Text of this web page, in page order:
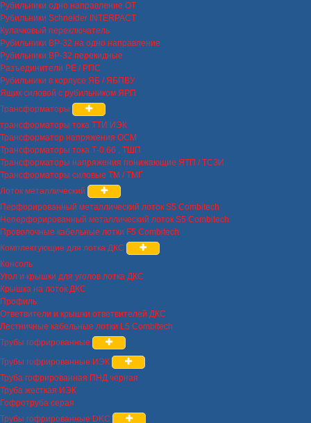
Рубильники одно направление OT
Рубильники Schneider INTERPACT
Кулачковый переключатель
Рубильники ВР-32 на одно направление
Рубильники ВР-32 перекидные
Разъединители РЕ / РПС
Рубильники в корпусе ЯБ / ЯБПВУ
Ящик силовой с рубильником ЯРП
Трансформаторы
трансформаторы тока ТТИ ИЭК
Трансформатор напряжения ОСМ
Трансформаторы тока Т-0.66 , ТШП
Трансформаторы напряжения понижающие ЯТП / ТСЗИ
Трансформаторы силовые ТМ / ТМГ
Лоток металлический
Перфорированный металлический лоток S5 Combitech
Неперфорированный металлический лоток S5 Combitech
Проволочные кабельные лотки F5 Combitech
Комплектующие для лотка ДКС
Консоль
Угол и крышки для уголов лотка ДКС
Крышка на лоток ДКС
Профиль
Ответвители и крышки ответвителей ДКС
Лестничные кабельные лотки L5 Combitech
Трубы гофрированные
Трубы гофрированные ИЭК
Труба гофрированная ПНД черная
Труба жесткая ИЭК
Гофротруба серая
Трубы гофрированные DKC